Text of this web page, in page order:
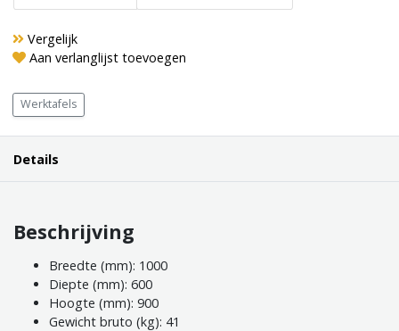
Vergelijk
Aan verlanglijst toevoegen
Werktafels
Details
Beschrijving
Breedte (mm): 1000
Diepte (mm): 600
Hoogte (mm): 900
Gewicht bruto (kg): 41